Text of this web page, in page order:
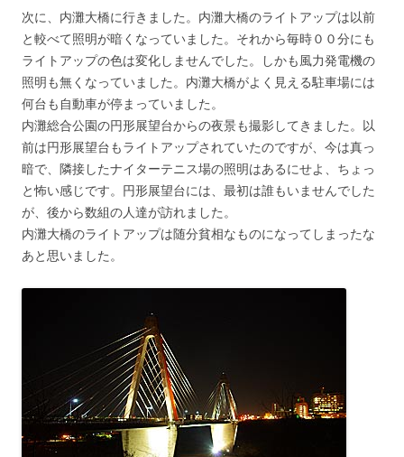
次に、内灘大橋に行きました。内灘大橋のライトアップは以前
と較べて照明が暗くなっていました。それから毎時００分にも
ライトアップの色は変化しませんでした。しかも風力発電機の
照明も無くなっていました。内灘大橋がよく見える駐車場には
何台も自動車が停まっていました。
内灘総合公園の円形展望台からの夜景も撮影してきました。以
前は円形展望台もライトアップされていたのですが、今は真っ
暗で、隣接したナイターテニス場の照明はあるにせよ、ちょっ
と怖い感じです。円形展望台には、最初は誰もいませんでした
が、後から数組の人達が訪れました。
内灘大橋のライトアップは随分貧相なものになってしまったな
あと思いました。